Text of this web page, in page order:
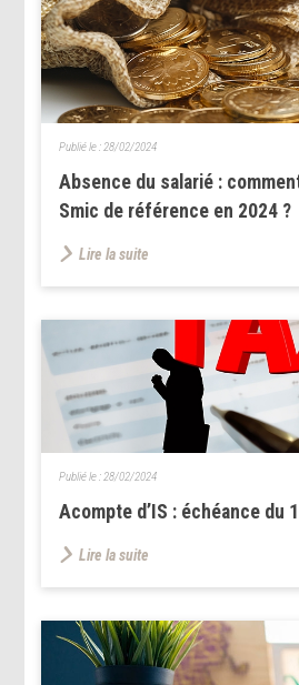
Absence du salarié :
Smic de référence en 2024 ?
Publié le : 28/02/2024
Lire la suite
Acompte d’IS : échéance du
Publié le : 28/02/2024
Lire la suite